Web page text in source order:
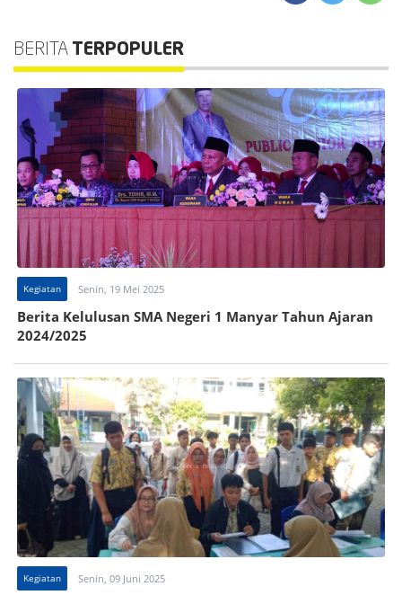
BERITA TERPOPULER
Kegiatan Senin, 19 Mei 2025
Berita Kelulusan SMA Negeri 1 Manyar Tahun Ajaran
2024/2025
Kegiatan Senin, 09 Juni 2025